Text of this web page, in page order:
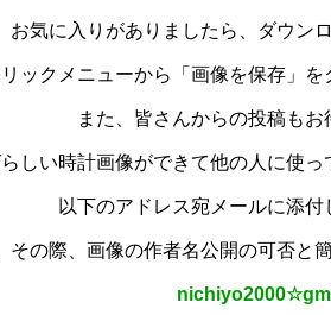
お気に入りがありましたら、ダウン
ックメニューから「画像を保存」を
また、皆さんからの投稿もお
しい時計画像ができて他の人に使
以下のアドレス宛メールに添付
その際、画像の作者名公開の可否と